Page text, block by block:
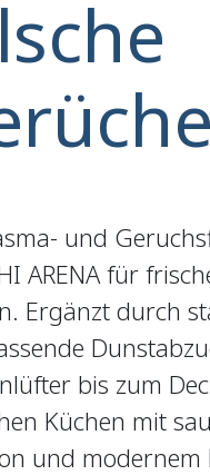
und
ARENA für
Ergänzt durch
bis zum
Küchen mit
und modernem